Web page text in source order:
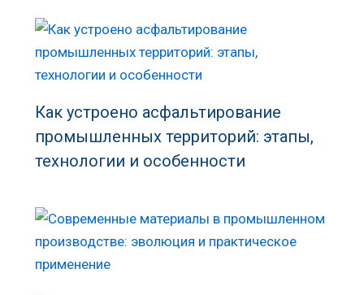
Как устроено асфальтирование
промышленных территорий: этапы,
технологии и особенности